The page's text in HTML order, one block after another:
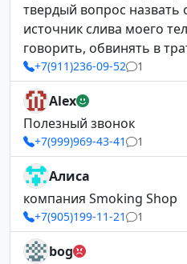
твердый вопрос назвать
источник слива моего
говорить, обвинять в
+7(911)236-09-52 1
Alex
Полезный звонок
+7(999)969-43-41 1
Алиса
компания Smoking Shop
+7(905)199-11-21 1
bog